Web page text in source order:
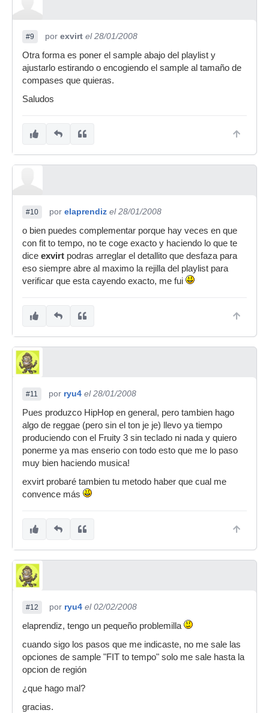
#9 por exvirt el 28/01/2008
Otra forma es poner el sample abajo del playlist y
ajustarlo estirando o encogiendo el sample al tamaño de
compases que quieras.
Saludos
#10 por elaprendiz el 28/01/2008
o bien puedes complementar porque hay veces en que
con fit to tempo, no te coge exacto y haciendo lo que te
dice exvirt podras arreglar el detallito que desfaza para
eso siempre abre al maximo la rejilla del playlist para
verificar que esta cayendo exacto, me fui
#11 por ryu4 el 28/01/2008
Pues produzco HipHop en general, pero tambien hago
algo de reggae (pero sin el ton je je) llevo ya tiempo
produciendo con el Fruity 3 sin teclado ni nada y quiero
ponerme ya mas enserio con todo esto que me lo paso
muy bien haciendo musica!
exvirt probaré tambien tu metodo haber que cual me
convence más
#12 por ryu4 el 02/02/2008
elaprendiz, tengo un pequeño problemilla
cuando sigo los pasos que me indicaste, no me sale las
opciones de sample "FIT to tempo" solo me sale hasta la
opcion de región
¿que hago mal?
gracias.